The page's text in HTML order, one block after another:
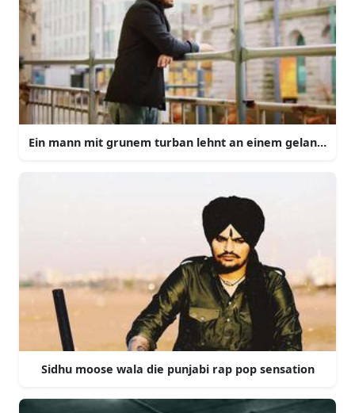
Ein mann mit grunem turban lehnt an einem gelander
Sidhu moose wala die punjabi rap pop sensation